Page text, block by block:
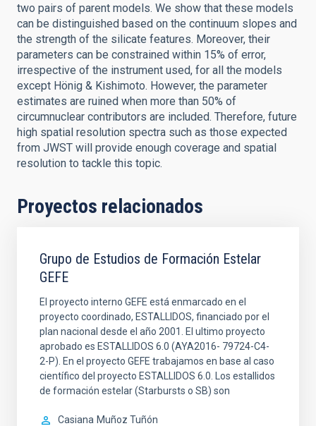
two pairs of parent models. We show that these models
can be distinguished based on the continuum slopes and
the strength of the silicate features. Moreover, their
parameters can be constrained within 15% of error,
irrespective of the instrument used, for all the models
except Hönig & Kishimoto. However, the parameter
estimates are ruined when more than 50% of
circumnuclear contributors are included. Therefore, future
high spatial resolution spectra such as those expected
from JWST will provide enough coverage and spatial
resolution to tackle this topic.
Proyectos relacionados
Grupo de Estudios de Formación Estelar
GEFE
El proyecto interno GEFE está enmarcado en el
proyecto coordinado, ESTALLIDOS, financiado por el
plan nacional desde el año 2001. El ultimo proyecto
aprobado es ESTALLIDOS 6.0 (AYA2016- 79724-C4-
2-P). En el proyecto GEFE trabajamos en base al caso
científico del proyecto ESTALLIDOS 6.0. Los estallidos
de formación estelar (Starbursts o SB) son
Casiana Muñoz Tuñón